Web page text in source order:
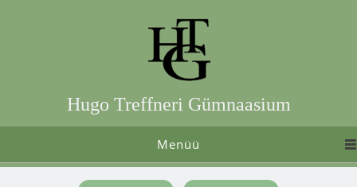
Hugo Treffneri Gümnaasium
Menüü